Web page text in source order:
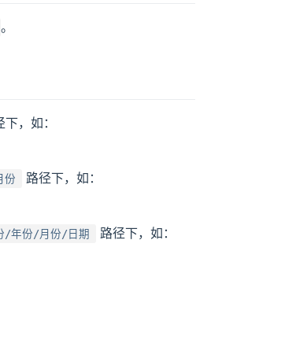
。
下，如：
份 路径下，如：
/年份/月份/日期 路径下，如：